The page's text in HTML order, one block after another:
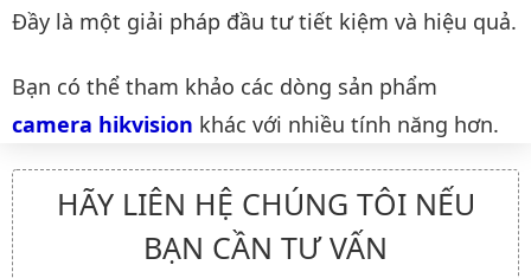
Đầy là một giải pháp đầu tư tiết kiệm và hiệu quả.
Bạn có thể tham khảo các dòng sản phẩm
camera hikvision khác với nhiều tính năng hơn.
HÃY LIÊN HỆ CHÚNG TÔI NẾU
BẠN CẦN TƯ VẤN